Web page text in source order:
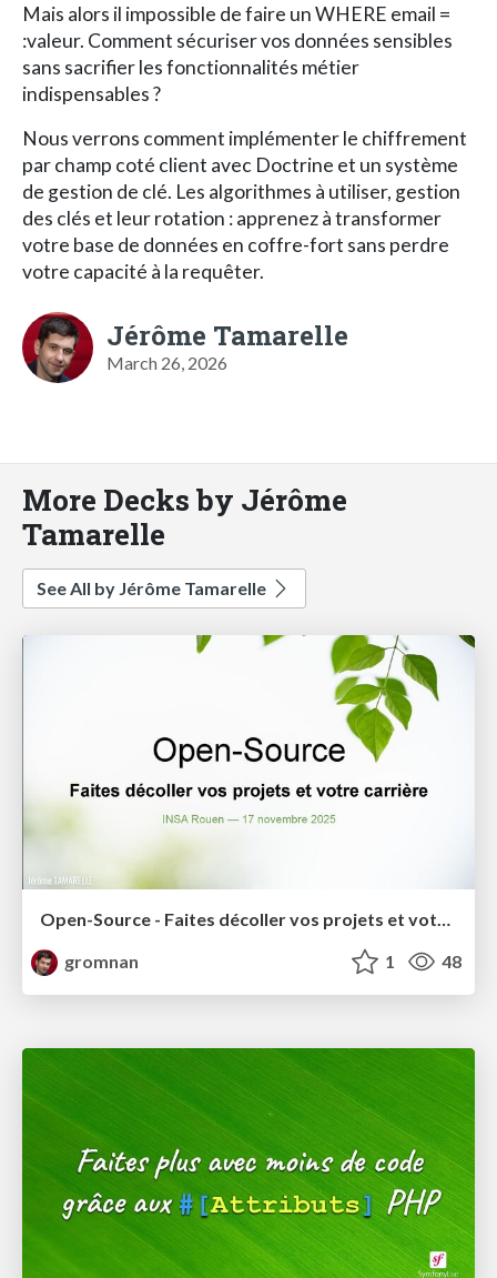
Mais alors il impossible de faire un WHERE email =
:valeur. Comment sécuriser vos données sensibles
sans sacrifier les fonctionnalités métier
indispensables ?
Nous verrons comment implémenter le chiffrement
par champ coté client avec Doctrine et un système
de gestion de clé. Les algorithmes à utiliser, gestion
des clés et leur rotation : apprenez à transformer
votre base de données en coffre-fort sans perdre
votre capacité à la requêter.
Jérôme Tamarelle
March 26, 2026
More Decks by Jérôme
Tamarelle
See All by Jérôme Tamarelle
Open-Source - Faites décoller vos projets et votre carrière
gromnan
1 48